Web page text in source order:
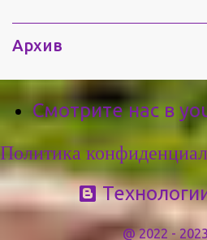
Архив
Смотрите нас в
Политика
@ 2022 -